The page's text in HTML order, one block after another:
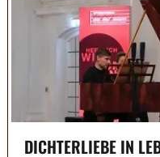
DICHTERLIEBE IN